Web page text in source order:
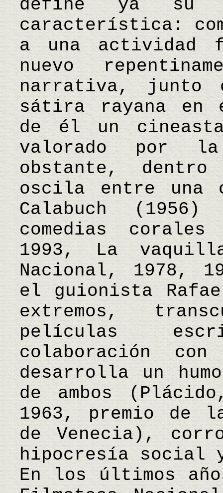
define ya su
característica:
a una actividad
nuevo
narrativa, junto
sátira rayana en
de él un
valorado por
obstante,
oscila entre
Calabuch
comedias
1993, La
Nacional, 1978,
el guionista
extremos,
películas
colaboración
desarrolla un
de ambos
1963, premio de
de Venecia),
hipocresía social
En los últimos